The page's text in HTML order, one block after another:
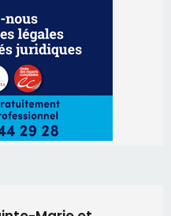
Marie et
du tournoi du
disparition du
Exupery